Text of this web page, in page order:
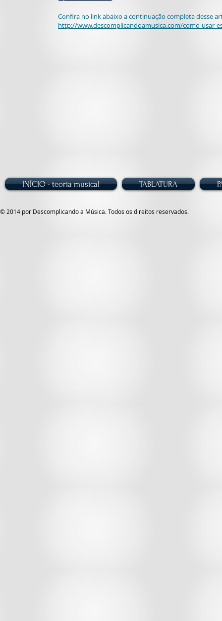
Confira no link abaixo a continuação completa desse
http://www.descomplicandoamusica.com/como-usar-
INÍCIO - teoria musical TABLATURA
© 2014 por Descomplicando a Música. Todos os direitos reservados.